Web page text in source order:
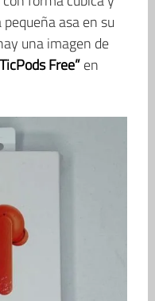
asa en su
una imagen de
Free”en